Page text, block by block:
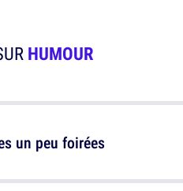
HUMOUR
un peu foirées